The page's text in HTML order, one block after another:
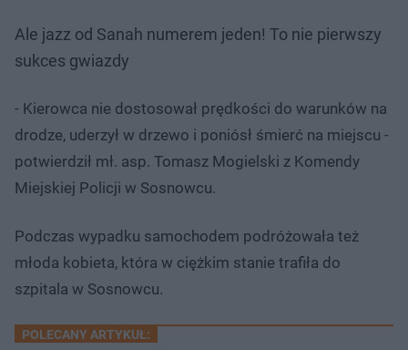
Ale jazz od Sanah numerem jeden! To nie pierwszy
sukces gwiazdy
- Kierowca nie dostosował prędkości do warunków na
drodze, uderzył w drzewo i poniósł śmierć na miejscu -
potwierdził mł. asp. Tomasz Mogielski z Komendy
Miejskiej Policji w Sosnowcu.
Podczas wypadku samochodem podróżowała też
młoda kobieta, która w ciężkim stanie trafiła do
szpitala w Sosnowcu.
POLECANY ARTYKUŁ: